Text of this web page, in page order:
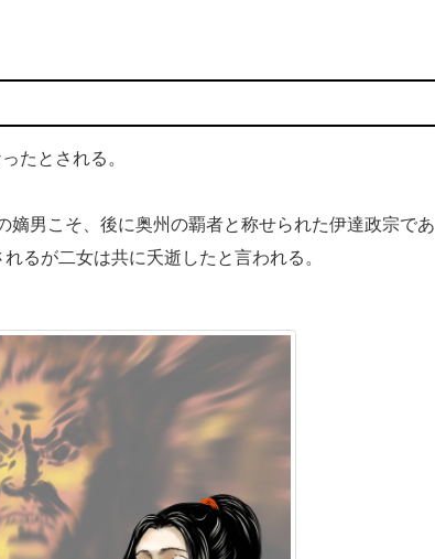
たとされる。
嫡男こそ、後に奥州の覇者と称せられた伊達政宗であ
るが二女は共に夭逝したと言われる。